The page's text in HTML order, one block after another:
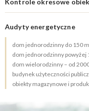
Kontrole okresowe
Audyty energetyczne
dom jednorodzinny do 150
dom jednorodzinny powyżej
dom wielorodzinny – od
budynek użyteczności
obiekty magazynowe i